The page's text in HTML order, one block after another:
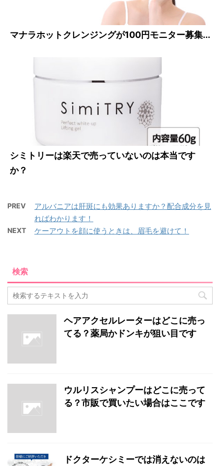
マナラホットクレンジングが100円モニター募集...
シミトリーは楽天で売っていないのは本当です
か？
PREV
アルバニアは肝斑にも効果ありますか？配合成分を見
ればわかります！
NEXT ケーアウトを顔に使うときは、眉毛を避けて！
検索
ヘアアクセルレーターはどこに売っ
てる？薬局かドンキが狙い目です
ウルリスシャンプーはどこに売って
る？市販で買いたい場合はここです
ドクターケシミーでは消えないのは